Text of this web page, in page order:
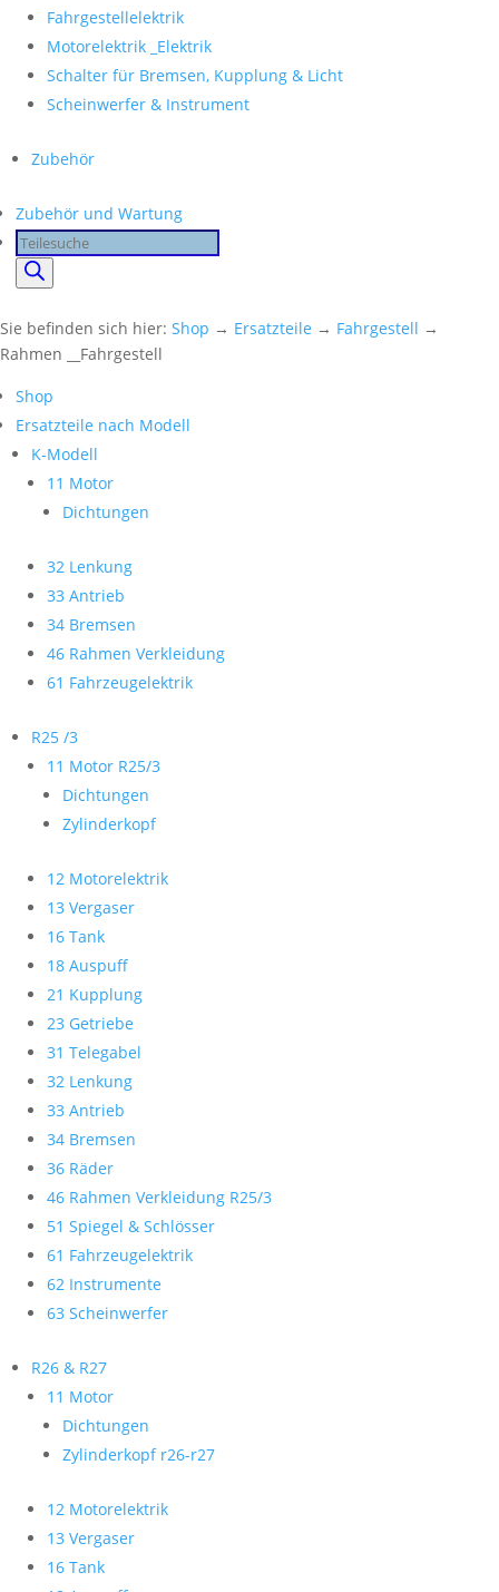
Fahrgestellelektrik
Motorelektrik _Elektrik
Schalter für Bremsen, Kupplung & Licht
Scheinwerfer & Instrument
Zubehör
Zubehör und Wartung
Products
search
Sie befinden sich hier: Shop → Ersatzteile → Fahrgestell →
Rahmen __Fahrgestell
Shop
Ersatzteile nach Modell
K-Modell
11 Motor
Dichtungen
32 Lenkung
33 Antrieb
34 Bremsen
46 Rahmen Verkleidung
61 Fahrzeugelektrik
R25 /3
11 Motor R25/3
Dichtungen
Zylinderkopf
12 Motorelektrik
13 Vergaser
16 Tank
18 Auspuff
21 Kupplung
23 Getriebe
31 Telegabel
32 Lenkung
33 Antrieb
34 Bremsen
36 Räder
46 Rahmen Verkleidung R25/3
51 Spiegel & Schlösser
61 Fahrzeugelektrik
62 Instrumente
63 Scheinwerfer
R26 & R27
11 Motor
Dichtungen
Zylinderkopf r26-r27
12 Motorelektrik
13 Vergaser
16 Tank